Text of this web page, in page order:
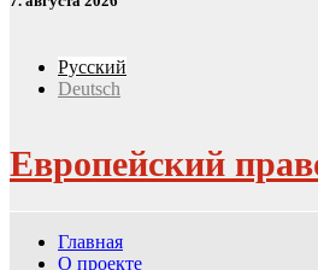
Русский
Deutsch
Европейский
Главная
О проекте